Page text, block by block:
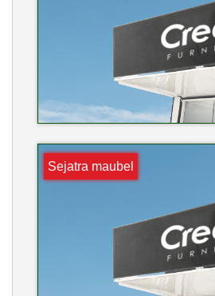
Sejatra maubel